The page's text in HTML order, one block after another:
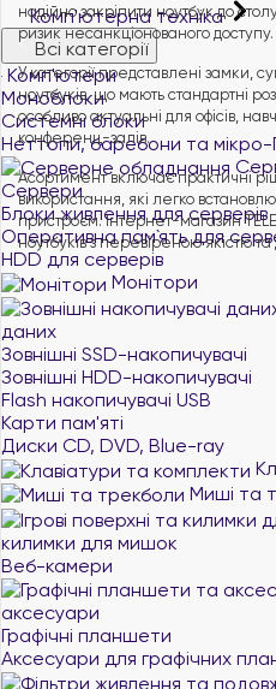
Комп'ютерна техніка
Всі категорії
Комп'ютери
Моноблоки
Системні блоки
Неттопи, баребони та
Сервери
Блоки живлення для серверів
Оперативна пам`ять для
HDD для серверів
Монітори
даних
Зовнішні SSD-накопичувачі
Зовнішні HDD-накопичувачі
Flash накопичувачі USB
Карти пам'яті
Диски CD, DVD, Blue-ray
Миші та
килимки для мишок
Веб-камери
аксесуари
Графічні планшети
Аксесуари для графічних
надійно закріпити ноутбук до
ризик несанкціонованого доступу.
У категорії представлені замки,
ноутбуків, що мають стандартні
особливо актуальні для офісів,
конференц-залів.
Асортимент включає практичні
використання, які легко
пристроєм. Інтернет-магазин
ноутбуків з перевіреною якістю та